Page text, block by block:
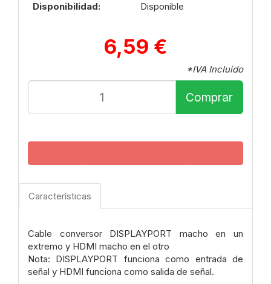
Disponibilidad:
Disponible
6,59 €
*IVA Incluido
Comprar
Características
Cable conversor DISPLAYPORT macho en un
extremo y HDMI macho en el otro
Nota: DISPLAYPORT funciona como entrada de
señal y HDMI funciona como salida de señal.